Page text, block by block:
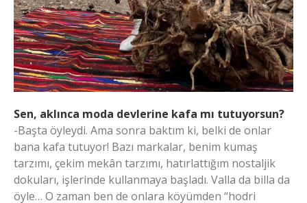
Sen, aklınca moda devlerine kafa mı tutuyorsun?
-Başta öyleydi. Ama sonra baktım ki, belki de onlar
bana kafa tutuyor! Bazı markalar, benim kumaş
tarzımı, çekim mekân tarzımı, hatırlattığım nostaljik
dokuları, işlerinde kullanmaya başladı. Valla da billa da
öyle… O zaman ben de onlara köyümden “hodri